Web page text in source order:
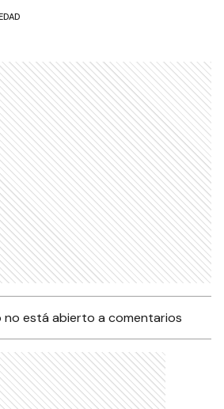
está abierto a comentarios